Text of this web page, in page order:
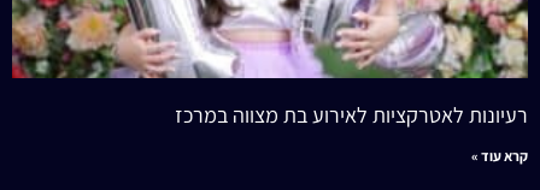
רעיונות לאטרקציות לאירוע בת מצווה במרכז
קרא עוד »